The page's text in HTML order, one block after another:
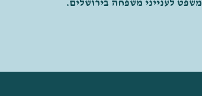
משפט לענייני משפחה בירושלים.